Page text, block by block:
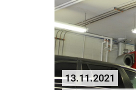
13.11.2021